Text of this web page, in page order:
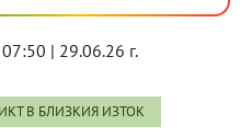
07:50 | 29.06.26 г.
В БЛИЗКИЯ ИЗТОК